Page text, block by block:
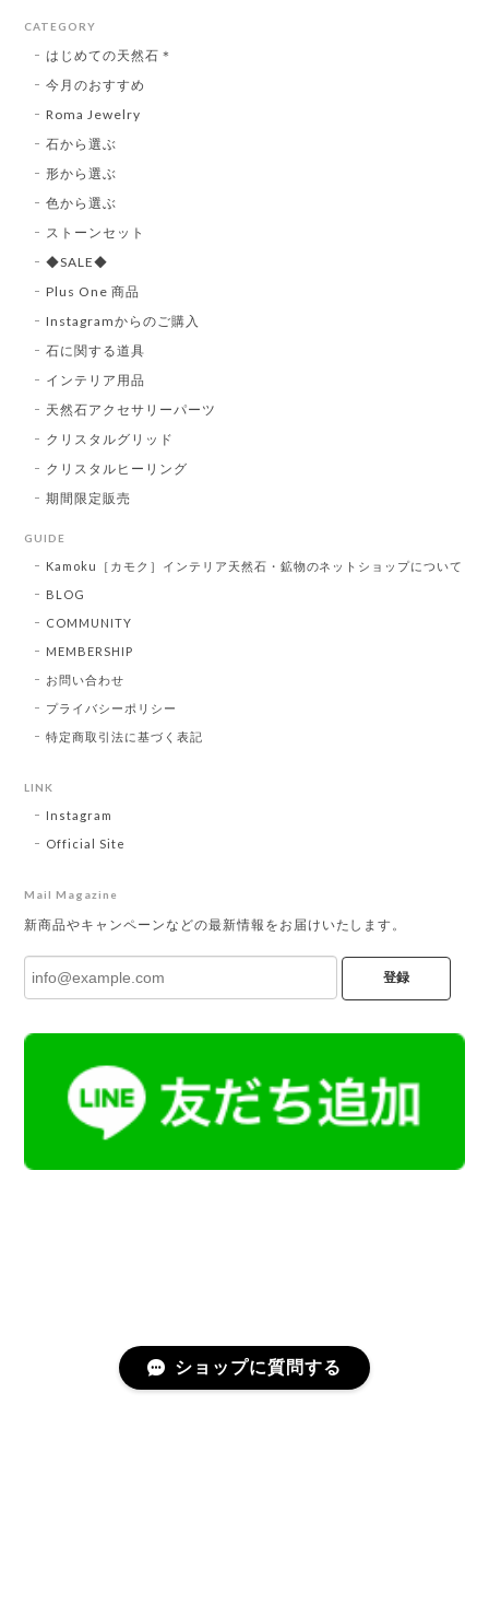
CATEGORY
はじめての天然石＊
今月のおすすめ
Roma Jewelry
石から選ぶ
形から選ぶ
色から選ぶ
ストーンセット
◆SALE◆
Plus One 商品
Instagramからのご購入
石に関する道具
インテリア用品
天然石アクセサリーパーツ
クリスタルグリッド
クリスタルヒーリング
期間限定販売
GUIDE
Kamoku［カモク］インテリア天然石・鉱物のネットショップについて
BLOG
COMMUNITY
MEMBERSHIP
お問い合わせ
プライバシーポリシー
特定商取引法に基づく表記
LINK
Instagram
Official Site
Mail Magazine
新商品やキャンペーンなどの最新情報をお届けいたします。
登録
ショップに質問する